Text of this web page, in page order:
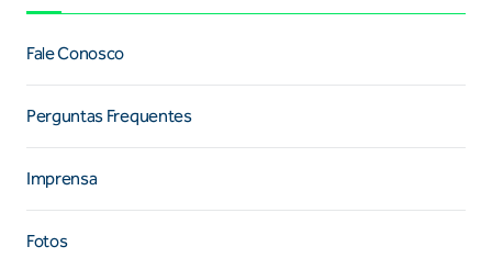
Fale Conosco
Perguntas Frequentes
Imprensa
Fotos